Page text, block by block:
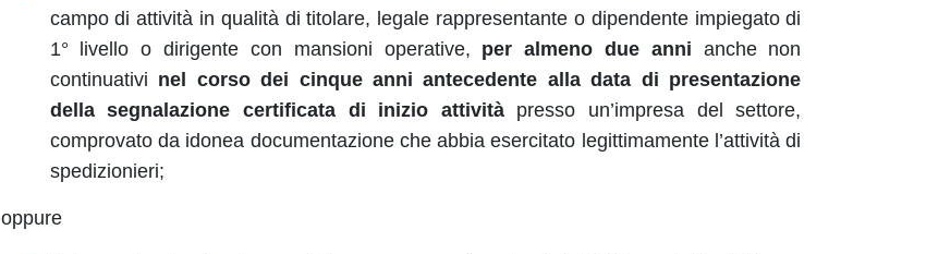
campo di attività in qualità di titolare, legale rappresentante o dipendente impiegato di
1° livello o dirigente con mansioni operative, per almeno due anni anche non
continuativi nel corso dei cinque anni antecedente alla data di presentazione
della segnalazione certificata di inizio attivitàpresso un’impresa del settore,
comprovato da idonea documentazione che abbia esercitato legittimamente l’attività di
spedizionieri;
oppure